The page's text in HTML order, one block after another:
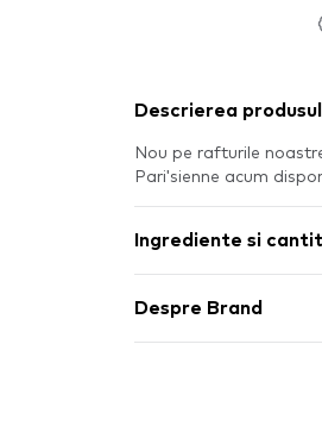
Descrierea
Nou pe rafturile
Pari'sienne acum
Ingrediente si
Despre Brand